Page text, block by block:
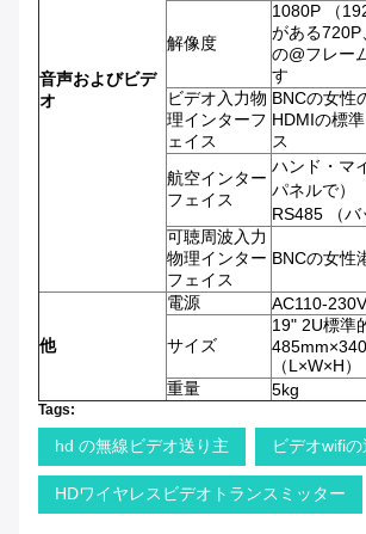
音声およびビデ
オ
解像度
1080P （
がある720P
の@フレー
す
ビデオ入力物
理インターフ
ェイス
BNCの女性
HDMIの標
ス
航空インター
フェイス
ハンド・マ
パネルで）
RS485 （バ
可聴周波入力
物理インター
フェイス
BNCの女性
他
電源 AC110-230V
サイズ
19" 2U標準
（L×W×H）
重量
5kg
Tags:
hd の無線ビデオ送り主 ビデオwifi
HDワイヤレスビデオトランスミッター